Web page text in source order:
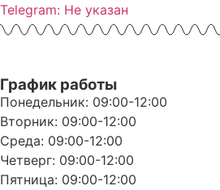
Telegram: Не указан
График работы
Понедельник: 09:00-12:00
Вторник: 09:00-12:00
Среда: 09:00-12:00
Четверг: 09:00-12:00
Пятница: 09:00-12:00